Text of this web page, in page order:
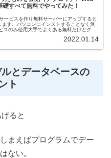
礎すべて無料でやってみた！
ービスを作り無料サーバーにアップすると
ます。パソコンにインストすることなく無
スのみ使用大手でよくある無料だけどクレ
2022.01.14
とデータベースの
ト
ると
まえばプログラムでデー
ない。